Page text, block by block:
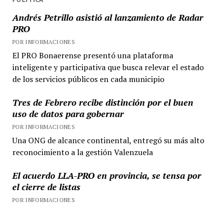
Andrés Petrillo asistió al lanzamiento de Radar
PRO
POR INFORMACIONES
El PRO Bonaerense presentó una plataforma
inteligente y participativa que busca relevar el estado
de los servicios públicos en cada municipio
Tres de Febrero recibe distinción por el buen
uso de datos para gobernar
POR INFORMACIONES
Una ONG de alcance continental, entregó su más alto
reconocimiento a la gestión Valenzuela
El acuerdo LLA-PRO en provincia, se tensa por
el cierre de listas
POR INFORMACIONES